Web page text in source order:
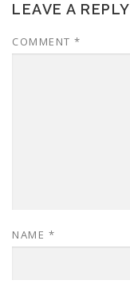
LEAVE A REPLY
COMMENT *
NAME *